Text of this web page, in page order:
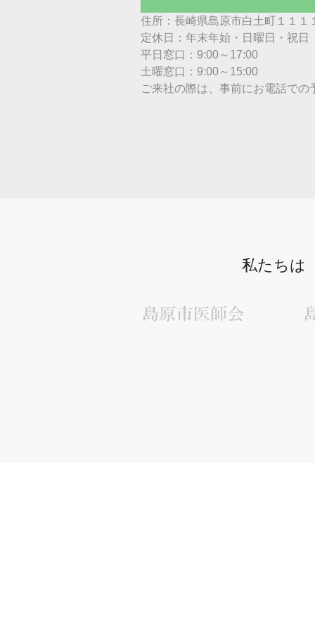
住所：長崎県島原市白土町１１１
定休日：年末年始・日曜日・祝日
平日窓口：9:00～17:00
土曜窓口：9:00～15:00
ご来社の際は、事前にお電話での
私たちは